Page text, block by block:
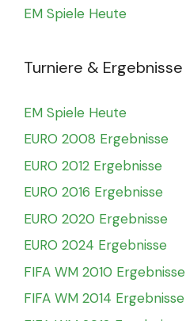
EM Spiele Heute
Turniere & Ergebnisse
EM Spiele Heute
EURO 2008 Ergebnisse
EURO 2012 Ergebnisse
EURO 2016 Ergebnisse
EURO 2020 Ergebnisse
EURO 2024 Ergebnisse
FIFA WM 2010 Ergebnisse
FIFA WM 2014 Ergebnisse